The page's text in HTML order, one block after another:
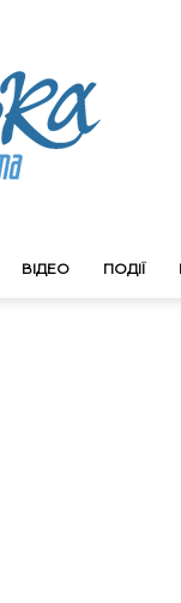
ВІДЕО ПОДІЇ